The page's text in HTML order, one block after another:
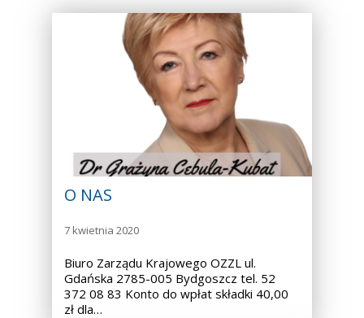
O NAS
7 kwietnia 2020
Biuro Zarządu Krajowego OZZL ul.
Gdańska 2785-005 Bydgoszcz tel. 52
372 08 83 Konto do wpłat składki 40,00
zł dla…